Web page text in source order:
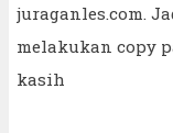
juraganles.com.
melakukan copy
kasih